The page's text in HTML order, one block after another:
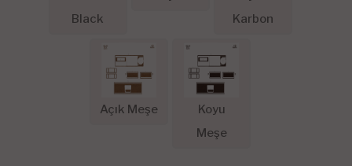
Black
Karbon
Açık Meşe
Koyu
Meşe